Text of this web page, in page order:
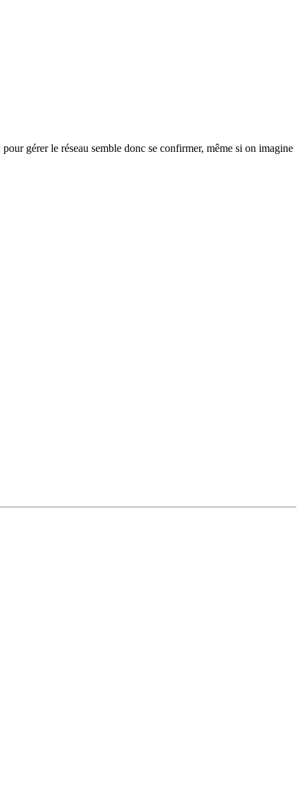
pour gérer le réseau semble donc se confirmer, même si on imagine